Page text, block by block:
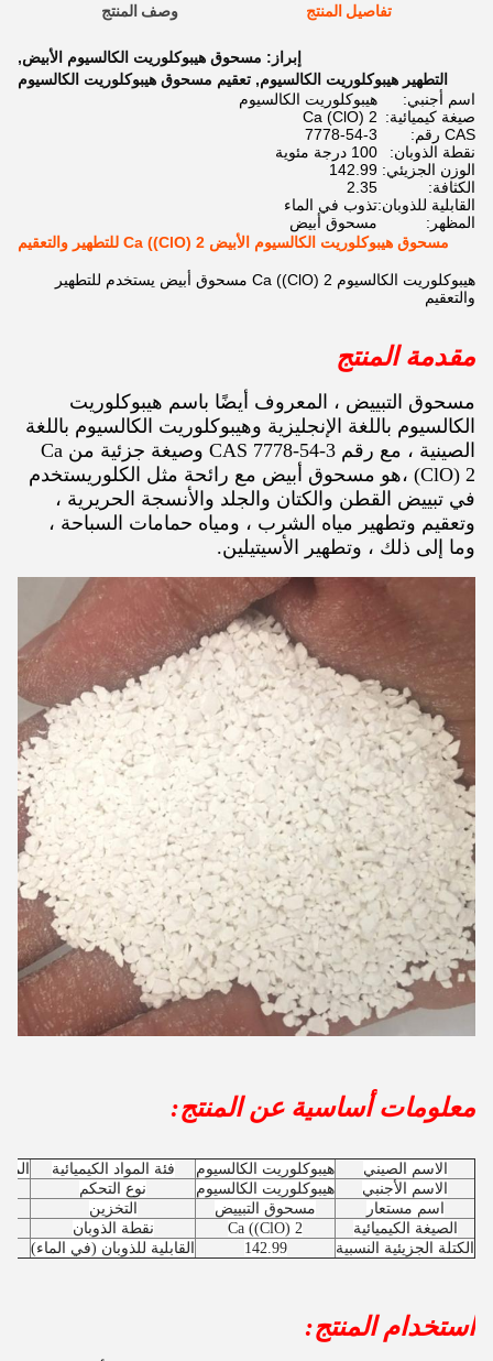
تفاصيل المنتج وصف المنتج
إبراز: مسحوق هيبوكلوريت الكالسيوم الأبيض,
التطهير هيبوكلوريت الكالسيوم, تعقيم مسحوق هيبوكلوريت الكالسيوم
اسم أجنبي:
هيبوكلوريت الكالسيوم
صيغة كيميائية: Ca (ClO) 2
CAS رقم:
7778-54-3
نقطة الذوبان:
100 درجة مئوية
الوزن الجزيئي: 142.99
الكثافة:
2.35
القابلية للذوبان:تذوب في الماء
المظهر:
مسحوق أبيض
مسحوق هيبوكلوريت الكالسيوم الأبيض Ca ((ClO) 2 للتطهير والتعقيم
هيبوكلوريت الكالسيوم Ca ((ClO) 2 مسحوق أبيض يستخدم للتطهير
والتعقيم
مقدمة المنتج
مسحوق التبييض ، المعروف أيضًا باسم هيبوكلوريت
الكالسيوم باللغة الإنجليزية وهيبوكلوريت الكالسيوم باللغة
الصينية ، مع رقم CAS 7778-54-3 وصيغة جزئية من Ca
(ClO) 2 ،هو مسحوق أبيض مع رائحة مثل الكلوريستخدم
في تبييض القطن والكتان والجلد والأنسجة الحريرية ،
وتعقيم وتطهير مياه الشرب ، ومياه حمامات السباحة ،
وما إلى ذلك ، وتطهير الأسيتيلين.
معلومات أساسية عن المنتج:
الاسم الصيني هيبوكلوريت الكالسيوم فئة المواد الكيميائية
الاسم الأجنبي
هيبوكلوريت الكالسيوم
نوع التحكم
اسم مستعار
مسحوق التبييض
التخزين
الصيغة الكيميائية
Ca ((ClO) 2
نقطة الذوبان
الكتلة الجزيئية النسبية
142.99 القابلية للذوبان (في الماء)
استخدام المنتج: